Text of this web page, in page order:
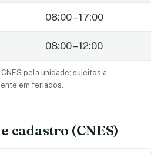
08:00 – 17:00
08:00 – 12:00
pela unidade; sujeitos a
em feriados.
cadastro (CNES)